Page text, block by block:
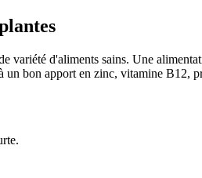
variété d'aliments sains. Une
un bon apport en zinc, vitamine B12,